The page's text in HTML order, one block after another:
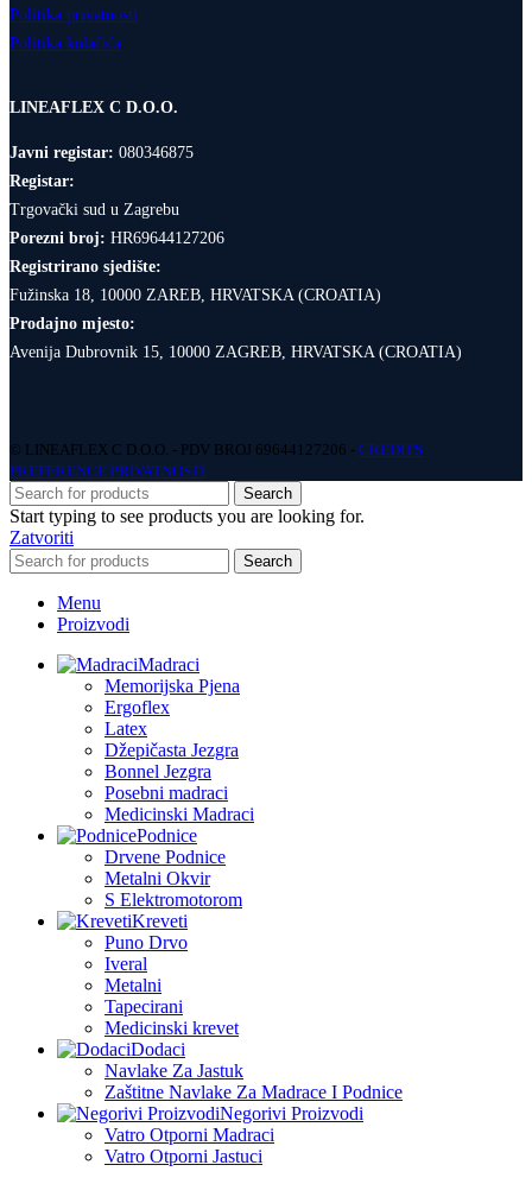
Politika privatnosti
Politika kolačića
LINEAFLEX C D.O.O.
Javni registar: 080346875
Registar:
Trgovački sud u Zagrebu
Porezni broj: HR69644127206
Registrirano sjedište:
Fužinska 18, 10000 ZAREB, HRVATSKA (CROATIA)
Prodajno mjesto:
Avenija Dubrovnik 15, 10000 ZAGREB, HRVATSKA (CROATIA)
© LINEAFLEX C D.O.O. - PDV BROJ 69644127206 - CREDITS
PREFERENCE PRIVATNOSTI
Search
Start typing to see products you are looking for.
Zatvoriti
Search
Menu
Proizvodi
Madraci
Memorijska Pjena
Ergoflex
Latex
Džepičasta Jezgra
Bonnel Jezgra
Posebni madraci
Medicinski Madraci
Podnice
Drvene Podnice
Metalni Okvir
S Elektromotorom
Kreveti
Puno Drvo
Iveral
Metalni
Tapecirani
Medicinski krevet
Dodaci
Navlake Za Jastuk
Zaštitne Navlake Za Madrace I Podnice
Negorivi Proizvodi
Vatro Otporni Madraci
Vatro Otporni Jastuci